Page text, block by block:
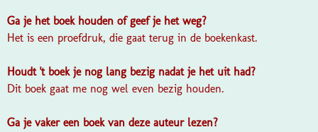
Ga je het boek houden of geef je het weg?
Het is een proefdruk, die gaat terug in de boekenkast.
Houdt 't boek je nog lang bezig nadat je het uit had?
Dit boek gaat me nog wel even bezig houden.
Ga je vaker een boek van deze auteur lezen?